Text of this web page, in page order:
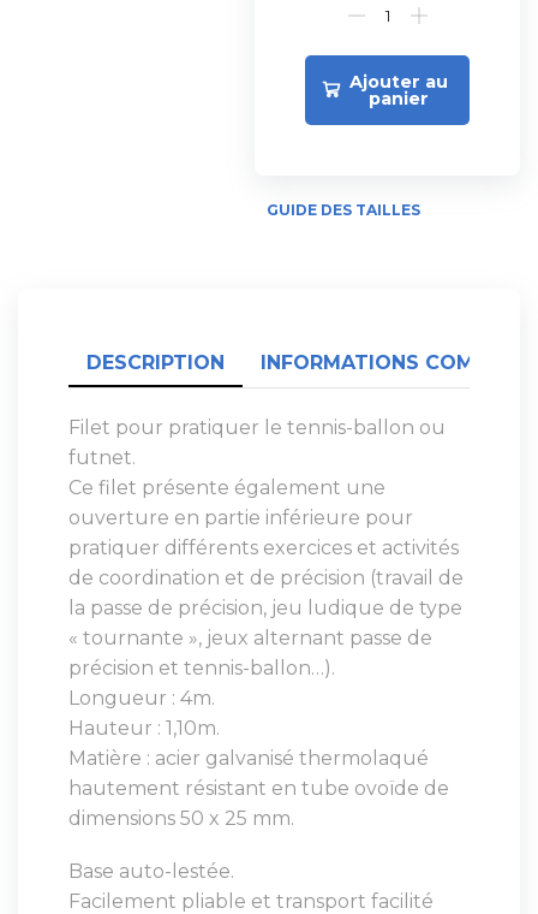
Ajouter au
panier
GUIDE DES TAILLES
DESCRIPTION INFORMATIONS
Filet pour pratiquer le tennis-ballon ou
futnet.
Ce filet présente également une
ouverture en partie inférieure pour
pratiquer différents exercices et activités
de coordination et de précision (travail de
la passe de précision, jeu ludique de type
« tournante », jeux alternant passe de
précision et tennis-ballon…).
Longueur : 4m.
Hauteur : 1,10m.
Matière : acier galvanisé thermolaqué
hautement résistant en tube ovoïde de
dimensions 50 x 25 mm.
Base auto-lestée.
Facilement pliable et transport facilité